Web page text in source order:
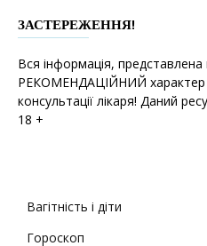
ЗАСТЕРЕЖЕННЯ!
Вся інформація, представлена
РЕКОМЕНДАЦІЙНИЙ характер
консультації лікаря! Даний
18 +
Вагітність і діти
Гороскоп